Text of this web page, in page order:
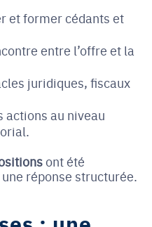
et former cédants et
entre l’offre et la
juridiques, fiscaux
actions au niveau
ont été
réponse structurée.